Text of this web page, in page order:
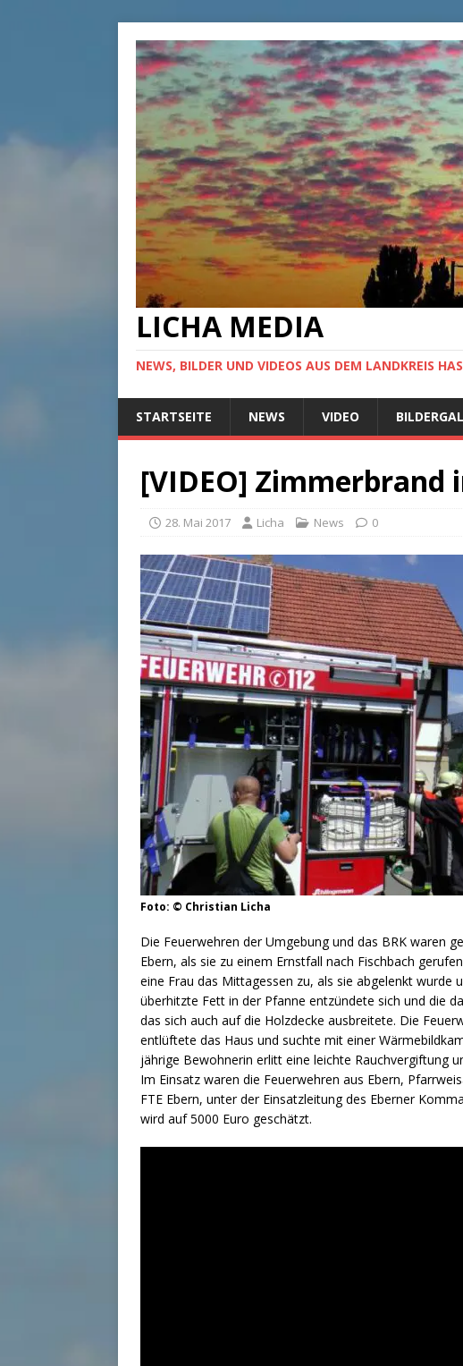
LICHA MEDIA
NEWS, BILDER UND VIDEOS AUS DEM LANDKREIS
STARTSEITE NEWS VIDEO
[VIDEO] Zimmerbrand
28. Mai 2017 Licha News 0
Foto: © Christian Licha
Die Feuerwehren der Umgebung und das BRK waren
Ebern, als sie zu einem Ernstfall nach Fischbach
eine Frau das Mittagessen zu, als sie abgelenkt wurde
überhitzte Fett in der Pfanne entzündete sich und die
das sich auch auf die Holzdecke ausbreitete. Die
entlüftete das Haus und suchte mit einer
jährige Bewohnerin erlitt eine leichte Rauchvergiftung
Im Einsatz waren die Feuerwehren aus Ebern,
FTE Ebern, unter der Einsatzleitung des Eberner
wird auf 5000 Euro geschätzt.